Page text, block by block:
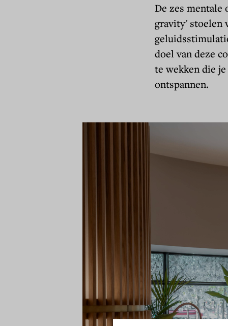
Voordat u verder
Pensioenfonds
cookies om u een
tellen. We hebben de
De zes mentale
gravity' stoelen
doel van deze
te wekken die
ontspannen.